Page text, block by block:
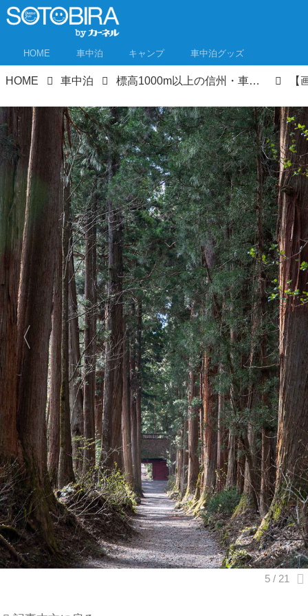
HOME 車中泊 キャンプ 車中泊グッズ
HOME 車中泊 標高1000m以上の信州・車中泊旅、高原めぐり 夏の車中泊は涼しい信州を旅する②